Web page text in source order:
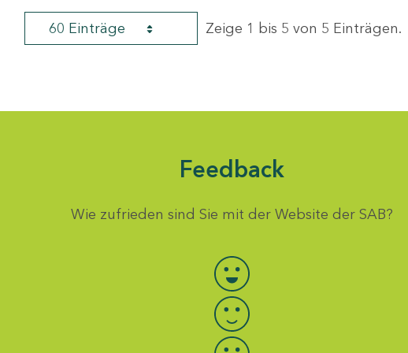
60 Einträge Zeige 1 bis 5 von 5 Einträgen.
Feedback
Wie zufrieden sind Sie mit der Website der SAB?
Bewertung auswählen